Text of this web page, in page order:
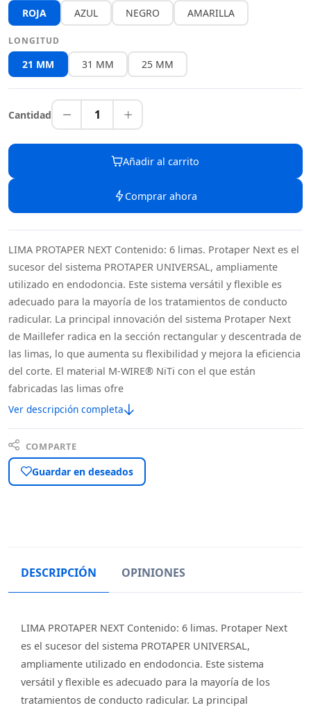
ROJA AZUL NEGRO AMARILLA
LONGITUD
21 MM 31 MM 25 MM
Cantidad 1
Añadir al carrito
Comprar ahora
LIMA PROTAPER NEXT Contenido: 6 limas. Protaper Next es el
sucesor del sistema PROTAPER UNIVERSAL, ampliamente
utilizado en endodoncia. Este sistema versátil y flexible es
adecuado para la mayoría de los tratamientos de conducto
radicular. La principal innovación del sistema Protaper Next
de Maillefer radica en la sección rectangular y descentrada de
las limas, lo que aumenta su flexibilidad y mejora la eficiencia
del corte. El material M-WIRE® NiTi con el que están
fabricadas las limas ofre
Ver descripción completa
COMPARTE
Guardar en deseados
DESCRIPCIÓN OPINIONES
LIMA PROTAPER NEXT Contenido: 6 limas. Protaper Next
es el sucesor del sistema PROTAPER UNIVERSAL,
ampliamente utilizado en endodoncia. Este sistema
versátil y flexible es adecuado para la mayoría de los
tratamientos de conducto radicular. La principal